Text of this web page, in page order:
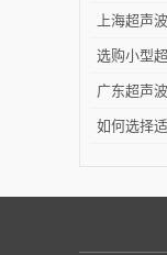
室/工业场
设备清洗
上海超声
计优化与
选购小型
的五个关
广东超声
析：原理
如何选择